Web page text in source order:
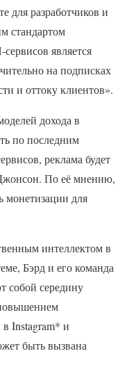
для разработчиков и
стандартом
является
на подписках
и оттоку клиентов».
дохода в
по последним
реклама будет
По её мнению,
монетизации для
интеллектом в
Бэрд и его команда
собой середину
Instagram* и
быть вызвана